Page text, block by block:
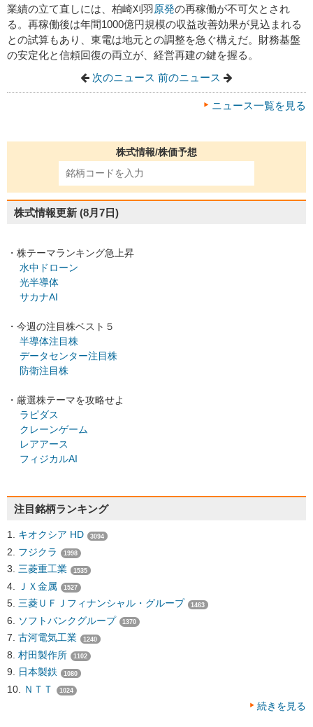
業績の立て直しには、柏崎刈羽 原発の再稼働が不可欠とされ
る。再稼働後は年間1000億円規模の収益改善効果が見込まれる
との試算もあり、東電は地元との調整を急ぐ構えだ。財務基盤
の安定化と信頼回復の両立が、経営再建の鍵を握る。
次のニュース 前のニュース
ニュース一覧を見る
株式情報/株価予想
株式情報更新 (8月7日)
・株テーマランキング急上昇
水中ドローン
光半導体
サカナAI
・今週の注目株ベスト５
半導体注目株
データセンター注目株
防衛注目株
・厳選株テーマを攻略せよ
ラピダス
クレーンゲーム
レアアース
フィジカルAI
注目銘柄ランキング
キオクシア HD 3094
フジクラ 1998
三菱重工業 1535
ＪＸ金属 1527
三菱ＵＦＪフィナンシャル・グループ 1463
ソフトバンクグループ 1370
古河電気工業 1240
村田製作所 1102
日本製鉄 1080
ＮＴＴ 1024
続きを見る